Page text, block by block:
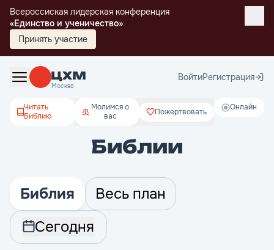
Всероссиская лидерская конференция
«Единство и ученичество»
Принять участие
Москва
ВойтиРегистрация
Онлайн
Читать
Библию
Молимся о
вас
Пожертвовать
Библии
Библия
Весь план
Сегодня